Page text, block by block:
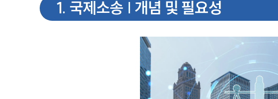
1. 국제소송 | 개념 및 필요성